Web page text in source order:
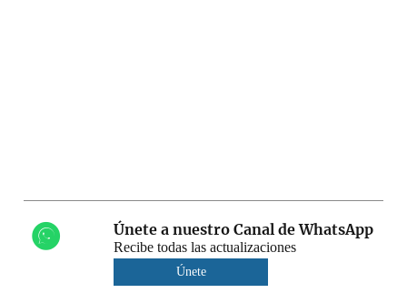
Únete a nuestro Canal de WhatsApp
Recibe todas las actualizaciones
Únete